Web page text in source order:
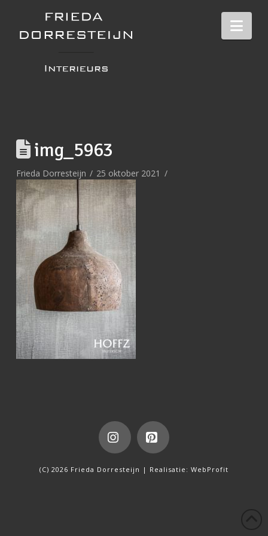
img_5963
Frieda Dorresteijn 25 oktober 2021
InstagramPinterest
(C) 2026 Frieda Dorresteijn | Realisatie: WebProfit